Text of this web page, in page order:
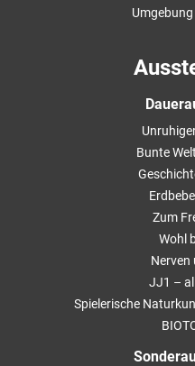
Bunte
Zum
Wohl
Nerven
JJ1 –
Spielerische